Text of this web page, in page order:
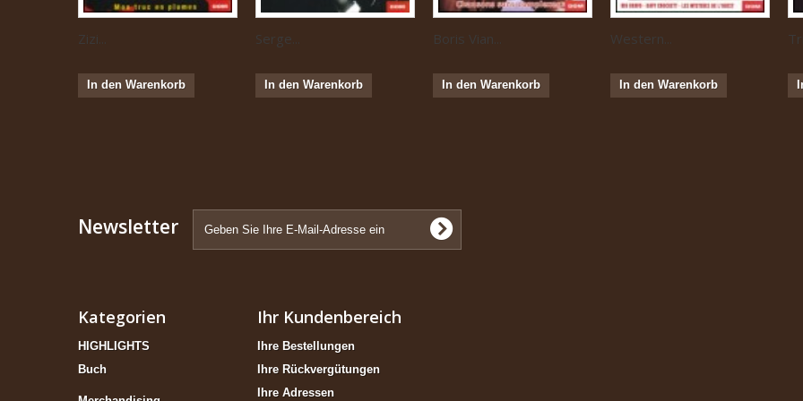
Zizi...
In den Warenkorb
Serge...
In den Warenkorb
Boris Vian...
In den Warenkorb
Western...
In den Warenkorb
Newsletter
Kategorien
HIGHLIGHTS
Buch
Ihr Kundenbereich
Ihre Bestellungen
Ihre Rückvergütungen
Ihre Adressen